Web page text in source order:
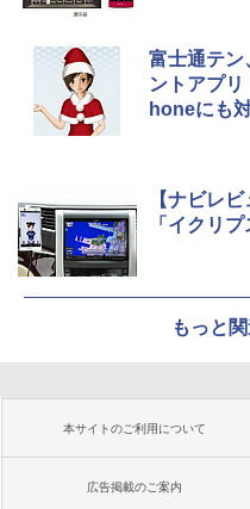
富士通テン
ントアプ
honeにも
【ナビレ
「イクリ
もっと
本サイトのご利用について
広告掲載のご案内